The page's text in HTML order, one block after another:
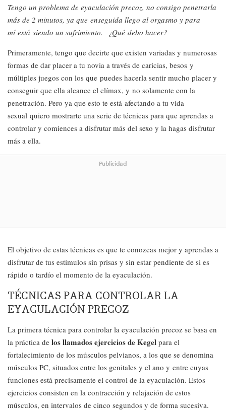
Tengo un problema de eyaculación precoz, no consigo penetrarla
más de 2 minutos, ya que enseguida llego al orgasmo y para
mí está siendo un sufrimiento. ¿Qué debo hacer?
Primeramente, tengo que decirte que existen variadas y numerosas
formas de dar placer a tu novia a través de caricias, besos y
múltiples juegos con los que puedes hacerla sentir mucho placer y
conseguir que ella alcance el clímax, y no solamente con la
penetración. Pero ya que esto te está afectando a tu vida
sexual quiero mostrarte una serie de técnicas para que aprendas a
controlar y comiences a disfrutar más del sexo y la hagas disfrutar
más a ella.
Publicidad
El objetivo de estas técnicas es que te conozcas mejor y aprendas a
disfrutar de tus estímulos sin prisas y sin estar pendiente de si es
rápido o tardío el momento de la eyaculación.
TÉCNICAS PARA CONTROLAR LA
EYACULACIÓN PRECOZ
La primera técnica para controlar la eyaculación precoz se basa en
la práctica de los llamados ejercicios de Kegel para el
fortalecimiento de los músculos pelvianos, a los que se denomina
músculos PC, situados entre los genitales y el ano y entre cuyas
funciones está precisamente el control de la eyaculación. Estos
ejercicios consisten en la contracción y relajación de estos
músculos, en intervalos de cinco segundos y de forma sucesiva.